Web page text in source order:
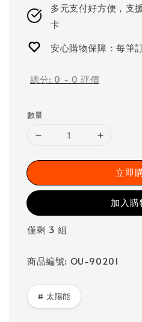
多元支付好方便，支
卡
安心購物保障：每筆
總分: 0 - 0 評價
數量
立即
加入購
僅剩 3 組
商品編號: OU-90201
# 太陽能